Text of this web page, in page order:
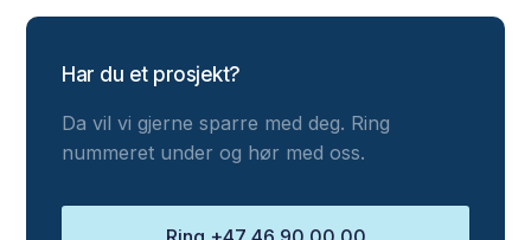
Har du et prosjekt?
Da vil vi gjerne sparre med deg. Ring
nummeret under og hør med oss.